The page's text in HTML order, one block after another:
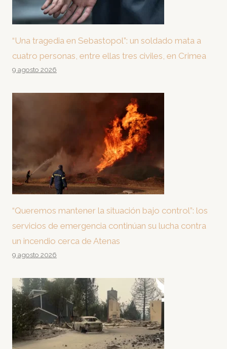
“Una tragedia en Sebastopol”: un soldado mata a
cuatro personas, entre ellas tres civiles, en Crimea
9 agosto 2026
“Queremos mantener la situación bajo control”: los
servicios de emergencia continúan su lucha contra
un incendio cerca de Atenas
9 agosto 2026